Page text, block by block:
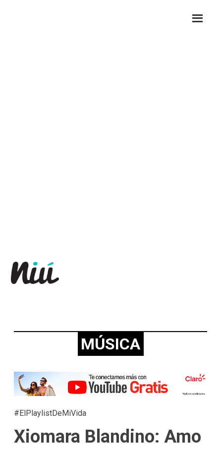
MÚSICA
#ElPlaylistDeMiVida
Xiomara Blandino: Amo